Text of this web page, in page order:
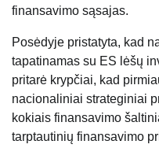
finansavimo sąsajas.
Posėdyje pristatyta, kad
tapatinamas su ES lėšų
pritarė krypčiai, kad
nacionaliniai strateginiai
kokiais finansavimo
tarptautinių finansavimo